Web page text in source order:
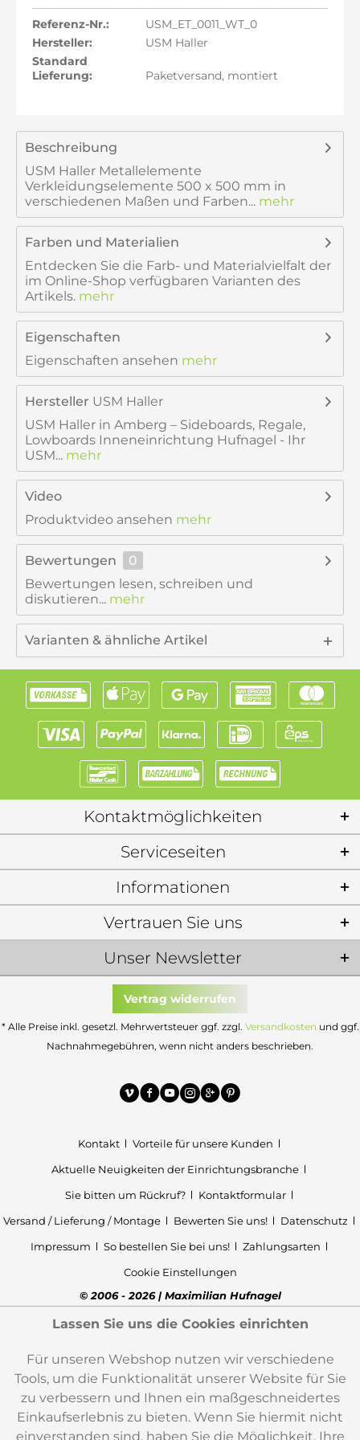
Referenz-Nr.:
USM_ET_0011_WT_0
Hersteller:
USM Haller
Standard
Lieferung:
Paketversand, montiert
Beschreibung
USM Haller Metallelemente
Verkleidungselemente 500 x 500 mm in
verschiedenen Maßen und Farben... mehr
Farben und Materialien
Entdecken Sie die Farb- und Materialvielfalt der
im Online-Shop verfügbaren Varianten des
Artikels. mehr
Eigenschaften
Eigenschaften ansehen mehr
Hersteller USM Haller
USM Haller in Amberg – Sideboards, Regale,
Lowboards Inneneinrichtung Hufnagel - Ihr
USM... mehr
Video
Produktvideo ansehen mehr
Bewertungen
0
Bewertungen lesen, schreiben und
diskutieren... mehr
Varianten & ähnliche Artikel
Kontaktmöglichkeiten
Serviceseiten
Informationen
Unser Newsletter
Vertrauen Sie uns
Vertrag widerrufen
* Alle Preise inkl. gesetzl. Mehrwertsteuer ggf. zzgl. Versandkosten und ggf.
Nachnahmegebühren, wenn nicht anders beschrieben.
Kontakt
Vorteile für unsere Kunden
Aktuelle Neuigkeiten der Einrichtungsbranche
Sie bitten um Rückruf?
Kontaktformular
Versand / Lieferung / Montage
Bewerten Sie uns!
Datenschutz
Impressum
So bestellen Sie bei uns!
Zahlungsarten
Cookie Einstellungen
© 2006 - 2026 | Maximilian Hufnagel
Lassen Sie uns die Cookies einrichten
Für unseren Webshop nutzen wir verschiedene
Tools, um die Funktionalität unserer Website für Sie
zu verbessern und Ihnen ein maßgeschneidertes
Einkaufserlebnis zu bieten. Wenn Sie hiermit nicht
einverstanden sind, haben Sie die Möglichkeit, Ihre